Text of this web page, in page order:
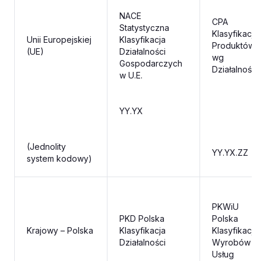
Unii Europejskiej
(UE)
NACE
Statystyczna
Klasyfikacja
Działalności
Gospodarczych
w U.E.
CPA
Klasyfikacja
Produktów
wg
Działalności
YY.YX
(Jednolity
system kodowy)
YY.YX.ZZ
Krajowy – Polska
PKD Polska
Klasyfikacja
Działalności
PKWiU
Polska
Klasyfikacja
Wyrobów i
Usług